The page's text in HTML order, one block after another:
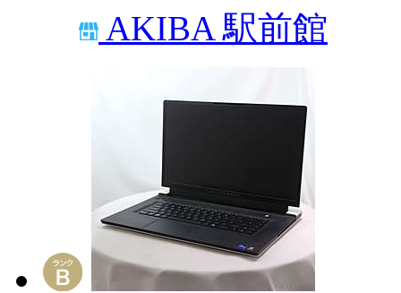
AKIBA 駅前館